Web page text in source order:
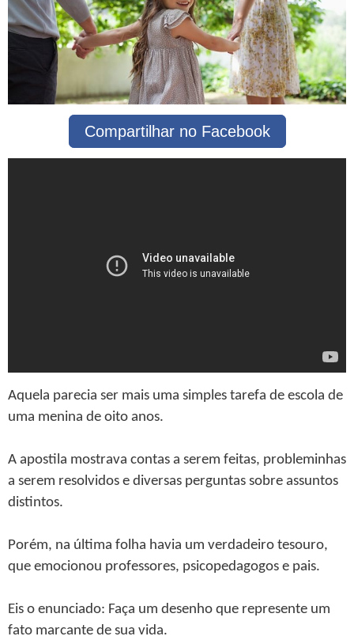
Compartilhar no Facebook
Aquela parecia ser mais uma simples tarefa de escola de
uma menina de oito anos.
A apostila mostrava contas a serem feitas, probleminhas
a serem resolvidos e diversas perguntas sobre assuntos
distintos.
Porém, na última folha havia um verdadeiro tesouro,
que emocionou professores, psicopedagogos e pais.
Eis o enunciado: Faça um desenho que represente um
fato marcante de sua vida.